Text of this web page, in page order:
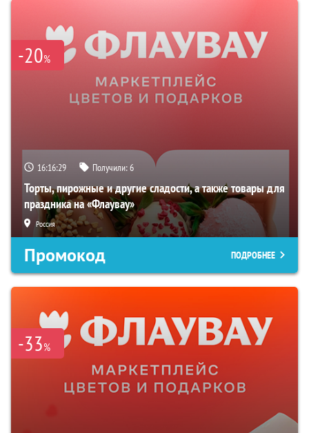
-20%
16:16:29 Получили:6
Торты, пирожные и другие сладости, а также товары для
праздника на «Флаувау»
Россия
Промокод ПОДРОБНЕЕ
-33%